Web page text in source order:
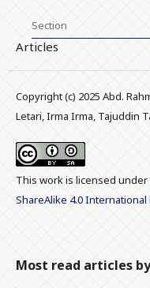
Section
Articles
Copyright (c) 2025 Abd.
Letari, Irma Irma, Tajuddin
This work is licensed under
ShareAlike 4.0 International
Most read articles